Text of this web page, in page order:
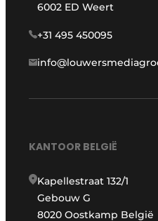
6002 ED Weert
+31 495 450095
KANTOOR BELGIË
Kapellestraat 132/1
Gebouw G
8020 Oostkamp België